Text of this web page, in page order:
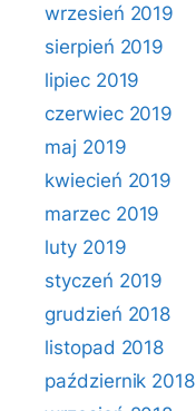
wrzesień 2019
sierpień 2019
lipiec 2019
czerwiec 2019
maj 2019
kwiecień 2019
marzec 2019
luty 2019
styczeń 2019
grudzień 2018
listopad 2018
październik 2018